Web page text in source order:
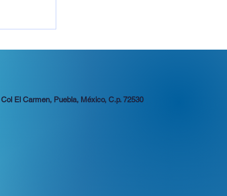
El Carmen, Puebla, México, C.p. 72530